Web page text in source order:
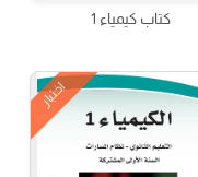
كتاب كيمياء 1
اختبار